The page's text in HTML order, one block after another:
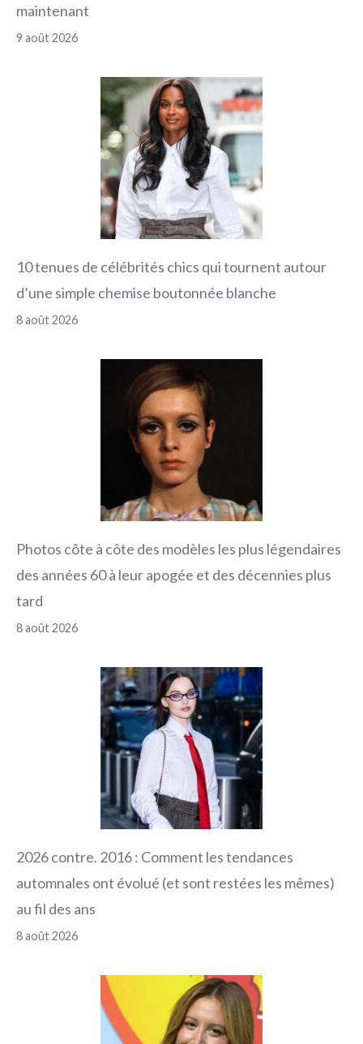
maintenant
9 août 2026
10 tenues de célébrités chics qui tournent autour
d’une simple chemise boutonnée blanche
8 août 2026
Photos côte à côte des modèles les plus légendaires
des années 60 à leur apogée et des décennies plus
tard
8 août 2026
2026 contre. 2016 : Comment les tendances
automnales ont évolué (et sont restées les mêmes)
au fil des ans
8 août 2026